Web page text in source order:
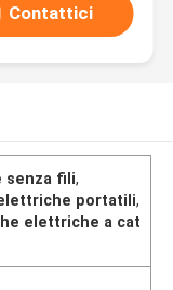
Contattici
senza fili,
portatili,
elettriche a cat